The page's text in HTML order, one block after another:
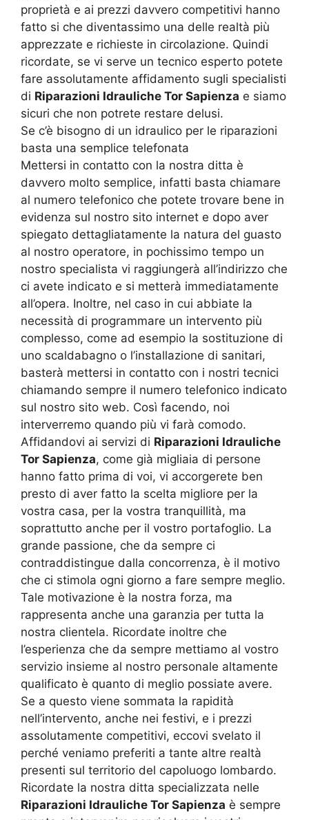
proprietà e ai prezzi davvero competitivi hanno
fatto si che diventassimo una delle realtà più
apprezzate e richieste in circolazione. Quindi
ricordate, se vi serve un tecnico esperto potete
fare assolutamente affidamento sugli specialisti
di Riparazioni Idrauliche Tor Sapienza e siamo
sicuri che non potrete restare delusi.
Se c’è bisogno di un idraulico per le riparazioni
basta una semplice telefonata
Mettersi in contatto con la nostra ditta è
davvero molto semplice, infatti basta chiamare
al numero telefonico che potete trovare bene in
evidenza sul nostro sito internet e dopo aver
spiegato dettagliatamente la natura del guasto
al nostro operatore, in pochissimo tempo un
nostro specialista vi raggiungerà all’indirizzo che
ci avete indicato e si metterà immediatamente
all’opera. Inoltre, nel caso in cui abbiate la
necessità di programmare un intervento più
complesso, come ad esempio la sostituzione di
uno scaldabagno o l’installazione di sanitari,
basterà mettersi in contatto con i nostri tecnici
chiamando sempre il numero telefonico indicato
sul nostro sito web. Così facendo, noi
interverremo quando più vi farà comodo.
Affidandovi ai servizi di Riparazioni Idrauliche
Tor Sapienza, come già migliaia di persone
hanno fatto prima di voi, vi accorgerete ben
presto di aver fatto la scelta migliore per la
vostra casa, per la vostra tranquillità, ma
soprattutto anche per il vostro portafoglio. La
grande passione, che da sempre ci
contraddistingue dalla concorrenza, è il motivo
che ci stimola ogni giorno a fare sempre meglio.
Tale motivazione è la nostra forza, ma
rappresenta anche una garanzia per tutta la
nostra clientela. Ricordate inoltre che
l’esperienza che da sempre mettiamo al vostro
servizio insieme al nostro personale altamente
qualificato è quanto di meglio possiate avere.
Se a questo viene sommata la rapidità
nell’intervento, anche nei festivi, e i prezzi
assolutamente competitivi, eccovi svelato il
perché veniamo preferiti a tante altre realtà
presenti sul territorio del capoluogo lombardo.
Ricordate la nostra ditta specializzata nelle
Riparazioni Idrauliche Tor Sapienza è sempre